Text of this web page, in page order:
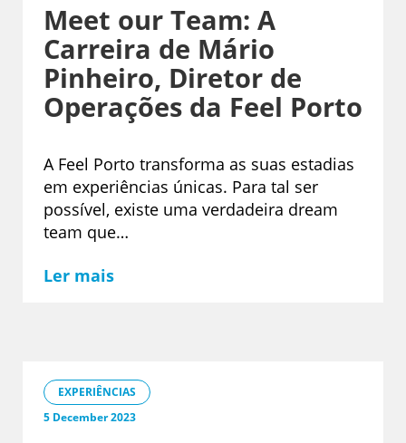
Meet our Team: A
Carreira de Mário
Pinheiro, Diretor de
Operações da Feel Porto
A Feel Porto transforma as suas estadias
em experiências únicas. Para tal ser
possível, existe uma verdadeira dream
team que…
Ler mais
EXPERIÊNCIAS
5 December 2023